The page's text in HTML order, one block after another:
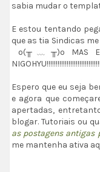
sabia mudar o
E estou tentando
que as tia Sindicas
o(╥﹏╥)o MAS EU
Espero que eu seja
e agora que
apertadas,
blogar. Tutoriais ou
as postagens antigas
me mantenha ativa